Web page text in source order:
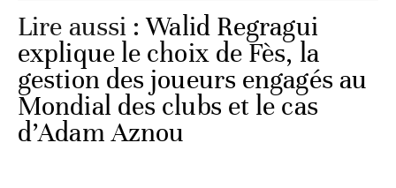
Lire aussi :Walid Regragui
explique le choix de Fès, la
gestion des joueurs engagés au
Mondial des clubs et le cas
d’Adam Aznou